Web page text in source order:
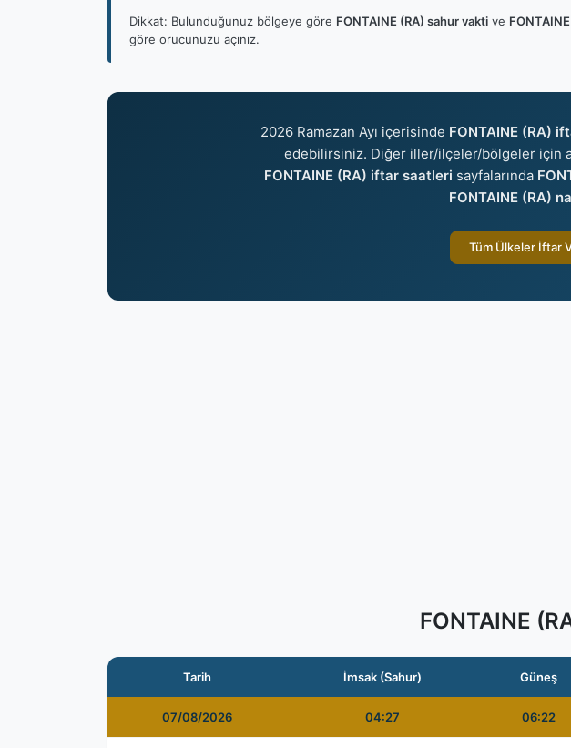
Dikkat: Bulunduğunuz bölgeye göre FONTAINE (RA) sahur vakti ve
göre orucunuzu açınız.
2026 Ramazan Ayı içerisinde FONTAINE (RA)
edebilirsiniz. Diğer iller/ilçeler/bölgeler için
FONTAINE (RA) iftar saatleri sayfalarında
FONTAINE (RA)
Tüm Ülkeler İftar
FONTAINE
Tarih İmsak (Sahur) Güneş
07/08/2026 04:27 06:22